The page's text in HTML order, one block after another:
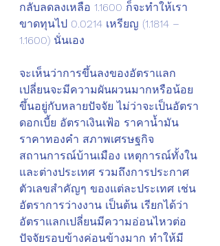
กลับลดลงเหลือ 1.1600 ก็จะทำให้เรา
ขาดทุนไป 0.0214 เหรียญ (1.1814 –
1.1600) นั่นเอง
จะเห็นว่าการขึ้นลงของอัตราแลก
เปลี่ยนจะมีความผันผวนมากหรือน้อย
ขึ้นอยู่กับหลายปัจจัย ไม่ว่าจะเป็นอัตรา
ดอกเบี้ย อัตราเงินเฟ้อ ราคาน้ำมัน
ราคาทองคำ สภาพเศรษฐกิจ
สถานการณ์บ้านเมือง เหตุการณ์ทั้งใน
และต่างประเทศ รวมถึงการประกาศ
ตัวเลขสำคัญๆ ของแต่ละประเทศ เช่น
อัตราการว่างงาน เป็นต้น เรียกได้ว่า
อัตราแลกเปลี่ยนมีความอ่อนไหวต่อ
ปัจจัยรอบข้างค่อนข้างมาก ทำให้มี